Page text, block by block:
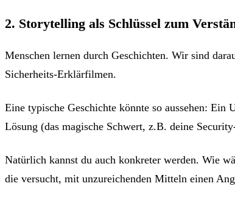
2. Storytelling als Schlüssel zum
Menschen lernen durch Geschichten. Wir sind
Sicherheits-Erklärfilmen.
Eine typische Geschichte könnte so aussehen:
Lösung (das magische Schwert, z.B. deine
Natürlich kannst du auch konkreter werden. Wie
die versucht, mit unzureichenden Mitteln einen